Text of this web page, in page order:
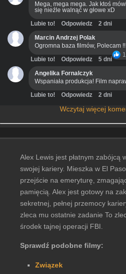
Mega, mega mega. Jak ktoś
się nieźle walnąć w głowe xD
Lubie to! Odpowiedz
2 dni
Marcin Andrzej Polak
Ogromna baza filmów, Polecam !!
Lubie to! Odpowiedz
5 dni
Angelika Fornalczyk
Wspaniała produkcja! Film
Lubie to! Odpowiedz 2 dni
Wczytaj więcej
Alex Lewis jest płatnym zabójcą
swojej kariery. Mieszka w El
przejście na emeryturę,
pamięcią. Alex jest gotowy na
sekretnej, pełnej przemocy
zleca mu ostatnie zadanie To
środek tajnej operacji FBI.
Sprawdź podobne filmy:
Związek